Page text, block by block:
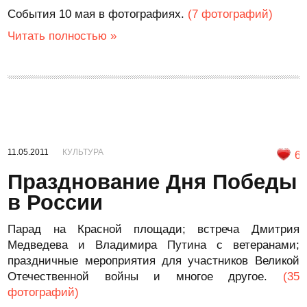
События 10 мая в фотографиях. (7 фотографий)
Читать полностью »
11.05.2011 КУЛЬТУРА 6
Празднование Дня Победы
в России
Парад на Красной площади; встреча Дмитрия
Медведева и Владимира Путина с ветеранами;
праздничные мероприятия для участников Великой
Отечественной войны и многое другое. (35
фотографий)